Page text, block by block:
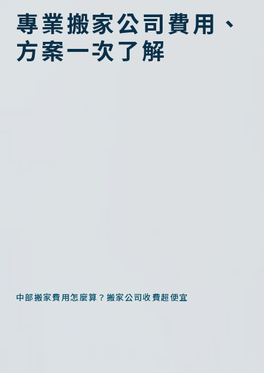
專業搬家公司費用、
方案一次了解
中部搬家費用怎麼算？搬家公司收費超便宜